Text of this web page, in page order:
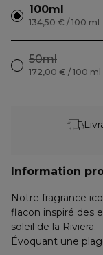
100ml
134,50 € / 100 ml
50ml
172,00 € / 100 ml
Information
Notre fragrance
flacon inspiré des
soleil de la Riviera.
Évoquant une